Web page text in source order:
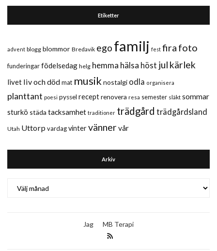
Etiketter
advent blogg blommor Bredavik ego familj fest fira foto
funderingarfödelsedag helg hemma hälsa höst jul kärlek
livet liv och dödmat musik nostalgi odla organisera
planttant poesi pyssel receptrenovera resa semester släkt sommar
sturkö städa tacksamhet traditioner trädgård trädgårdsland
Utah Uttorp vardagvintervänner vår
Arkiv
Jag MB Terapi